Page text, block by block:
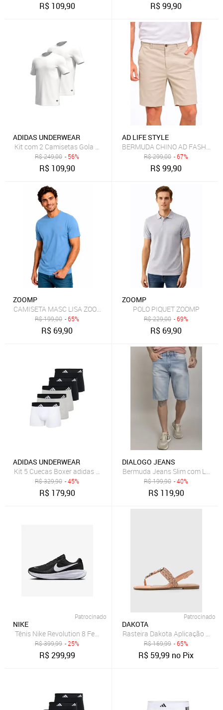
R$ 109,90 R$99,90
ADIDAS UNDERWEAR
Kit com 2 Camisetas Gola Careca adidas Underwear Branco
R$249,00 - 56%
R$ 109,90
AD LIFE STYLE
BERMUDA CHINO AD FASHION
R$299,00 - 67%
R$99,90
ZOOMP
CAMISETA MASC LISA ZOOMP
R$199,00 - 65%
R$ 69,90
ZOOMP
POLO PIQUET ZOOMP
R$229,00 - 69%
R$ 69,90
ADIDAS UNDERWEAR
Kit 5 Cuecas Boxer adidas Underwear Multicolorido
R$329,90 - 45%
R$ 179,90
DIALOGO JEANS
Bermuda Jeans Slim com
R$199,90 - 40%
R$ 119,90
Patrocinado
NIKE
Tênis Nike Revolution 8 Feminino
R$399,99 - 25%
R$299,99
Patrocinado
DAKOTA
Rasteira Dakota Aplicação Coral
R$169,99 - 65%
R$ 59,99 no Pix